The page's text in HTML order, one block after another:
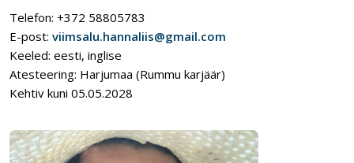
Telefon: +372 58805783
E-post: viimsalu.hannaliis@gmail.com
Keeled: eesti, inglise
Atesteering: Harjumaa (Rummu karjäär)
Kehtiv kuni 05.05.2028